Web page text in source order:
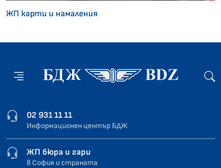
ЖП карти и намаления
02 931 11 11
Информационен център БДЖ
ЖП бюра и гари
в София и страната